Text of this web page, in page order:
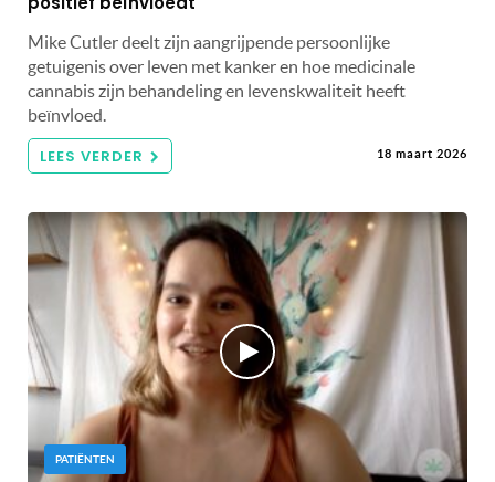
Mike Cutler deelt zijn aangrijpende persoonlijke
getuigenis over leven met kanker en hoe medicinale
cannabis zijn behandeling en levenskwaliteit heeft
beïnvloed.
LEES VERDER 18 maart 2026
PATIËNTEN